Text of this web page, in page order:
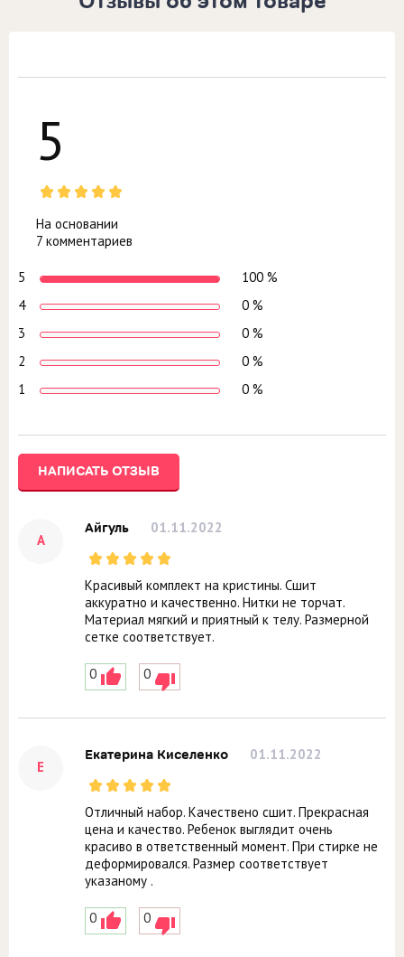
5
На основании
7 комментариев
5
100 %
4
0 %
3
0 %
2
0 %
1
0 %
НАПИСАТЬ ОТЗЫВ
А
Айгуль 01.11.2022
Красивый комплект на кристины. Сшит
аккуратно и качественно. Нитки не торчат.
Материал мягкий и приятный к телу. Размерной
сетке соответствует.
0 0
Е
Екатерина Киселенко 01.11.2022
Отличный набор. Качествено сшит. Прекрасная
цена и качество. Ребенок выглядит очень
красиво в ответственный момент. При стирке не
деформировался. Размер соответствует
указаному .
0 0